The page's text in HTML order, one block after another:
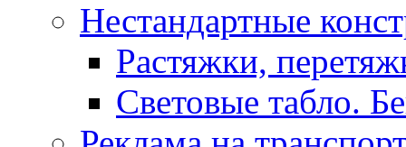
Нестандартные
Растяжки,
Световые табло.